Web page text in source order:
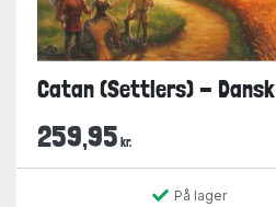
Catan (Settlers) - Dansk
259,95 kr.
På lager